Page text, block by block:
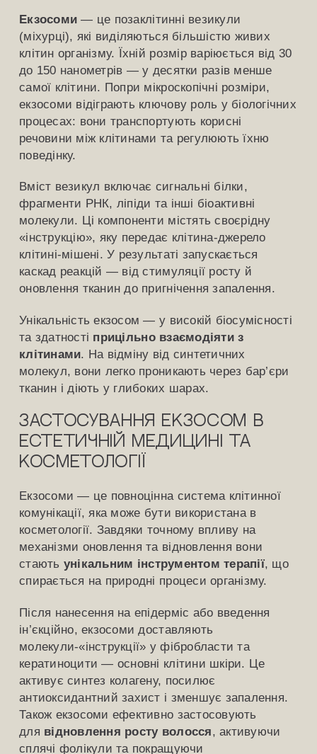
Екзосоми — це позаклітинні везикули
(міхурці), які виділяються більшістю живих
клітин організму. Їхній розмір варіюється від 30
до 150 нанометрів — у десятки разів менше
самої клітини. Попри мікроскопічні розміри,
екзосоми відіграють ключову роль у біологічних
процесах: вони транспортують корисні
речовини між клітинами та регулюють їхню
поведінку.
Вміст везикул включає сигнальні білки,
фрагменти РНК, ліпіди та інші біоактивні
молекули. Ці компоненти містять своєрідну
«інструкцію», яку передає клітина-джерело
клітині-мішенi. У результаті запускається
каскад реакцій — від стимуляції росту й
оновлення тканин до пригнічення запалення.
Унікальність екзосом — у високій біосумісності
та здатності прицільно взаємодіяти з
клітинами. На відміну від синтетичних
молекул, вони легко проникають через бар’єри
тканин і діють у глибоких шарах.
Застосування екзосом в
естетичній медицині та
косметології
Екзосоми — це повноцінна система клітинної
комунікації, яка може бути використана в
косметології. Завдяки точному впливу на
механізми оновлення та відновлення вони
стають унікальним інструментом терапії, що
спирається на природні процеси організму.
Після нанесення на епідерміс або введення
ін’єкційно, екзосоми доставляють
молекули-«інструкції» у фібробласти та
кератиноцити — основні клітини шкіри. Це
активує синтез колагену, посилює
антиоксидантний захист і зменшує запалення.
Також екзосоми ефективно застосовують
для відновлення росту волосся, активуючи
сплячі фолікули та покращуючи